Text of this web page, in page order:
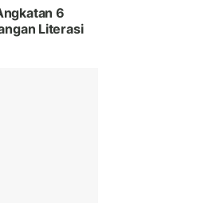
6
Literasi